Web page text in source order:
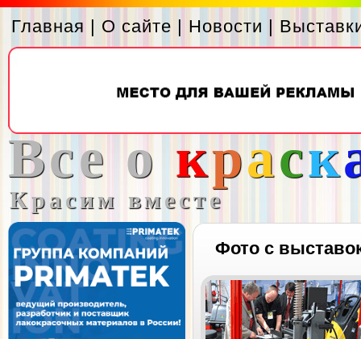
Главная | О сайте | Новости |
Все о краск
Красим вместе
Фото с